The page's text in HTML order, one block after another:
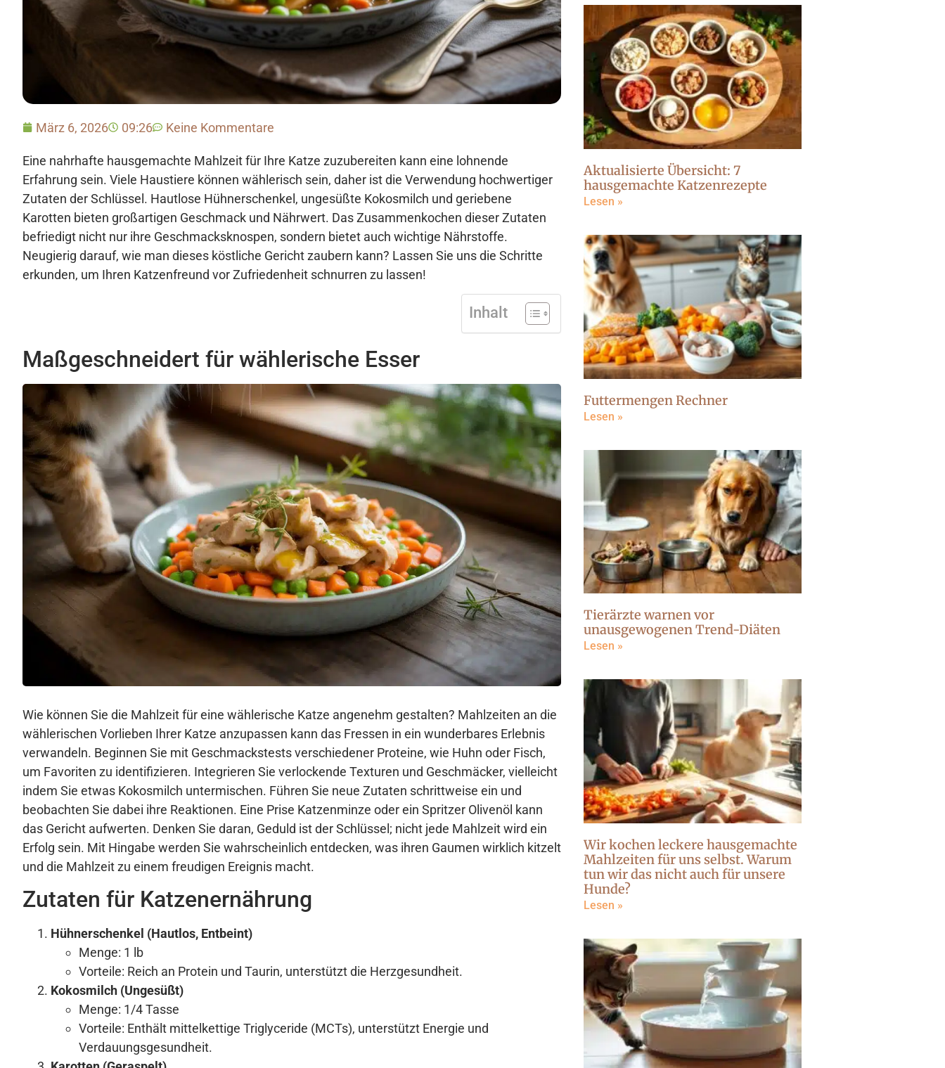
März 6, 2026 09:26 Keine Kommentare
Eine nahrhafte hausgemachte Mahlzeit für Ihre Katze zuzubereiten kann eine lohnende
Erfahrung sein. Viele Haustiere können wählerisch sein, daher ist die Verwendung hochwertiger
Zutaten der Schlüssel. Hautlose Hühnerschenkel, ungesüßte Kokosmilch und geriebene
Karotten bieten großartigen Geschmack und Nährwert. Das Zusammenkochen dieser Zutaten
befriedigt nicht nur ihre Geschmacksknospen, sondern bietet auch wichtige Nährstoffe.
Neugierig darauf, wie man dieses köstliche Gericht zaubern kann? Lassen Sie uns die Schritte
erkunden, um Ihren Katzenfreund vor Zufriedenheit schnurren zu lassen!
Inhalt
Maßgeschneidert für wählerische Esser
Wie können Sie die Mahlzeit für eine wählerische Katze angenehm gestalten? Mahlzeiten an die
wählerischen Vorlieben Ihrer Katze anzupassen kann das Fressen in ein wunderbares Erlebnis
verwandeln. Beginnen Sie mit Geschmackstests verschiedener Proteine, wie Huhn oder Fisch,
um Favoriten zu identifizieren. Integrieren Sie verlockende Texturen und Geschmäcker, vielleicht
indem Sie etwas Kokosmilch untermischen. Führen Sie neue Zutaten schrittweise ein und
beobachten Sie dabei ihre Reaktionen. Eine Prise Katzenminze oder ein Spritzer Olivenöl kann
das Gericht aufwerten. Denken Sie daran, Geduld ist der Schlüssel; nicht jede Mahlzeit wird ein
Erfolg sein. Mit Hingabe werden Sie wahrscheinlich entdecken, was ihren Gaumen wirklich kitzelt
und die Mahlzeit zu einem freudigen Ereignis macht.
Zutaten für Katzenernährung
Hühnerschenkel (Hautlos, Entbeint)
Menge: 1 lb
Vorteile: Reich an Protein und Taurin, unterstützt die Herzgesundheit.
Kokosmilch (Ungesüßt)
Menge: 1/4 Tasse
Vorteile: Enthält mittelkettige Triglyceride (MCTs), unterstützt Energie und
Verdauungsgesundheit.
Aktualisierte Übersicht: 7
hausgemachte Katzenrezepte
Lesen »
Futtermengen Rechner
Lesen »
Tierärzte warnen vor
unausgewogenen Trend-Diäten
Lesen »
Wir kochen leckere hausgemachte
Mahlzeiten für uns selbst. Warum
tun wir das nicht auch für unsere
Hunde?
Lesen »